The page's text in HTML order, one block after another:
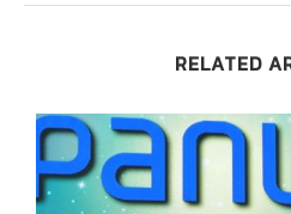
RELATED